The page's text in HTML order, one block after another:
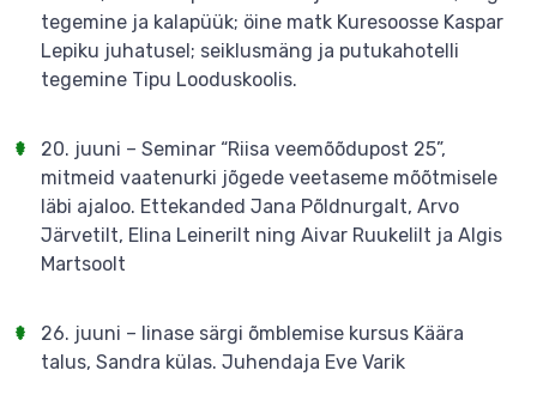
tegemine ja kalapüük; öine matk Kuresoosse Kaspar
Lepiku juhatusel; seiklusmäng ja putukahotelli
tegemine Tipu Looduskoolis.
20. juuni – Seminar “Riisa veemõõdupost 25”,
mitmeid vaatenurki jõgede veetaseme mõõtmisele
läbi ajaloo. Ettekanded Jana Põldnurgalt, Arvo
Järvetilt, Elina Leinerilt ning Aivar Ruukelilt ja Algis
Martsoolt
26. juuni – linase särgi õmblemise kursus Käära
talus, Sandra külas. Juhendaja Eve Varik